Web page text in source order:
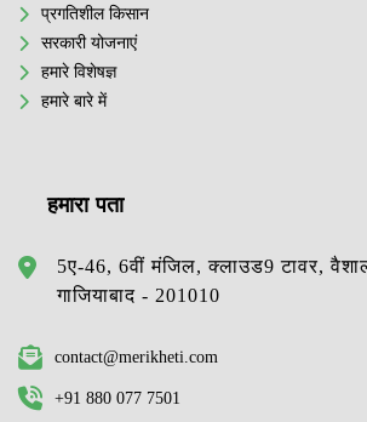
प्रगतिशील किसान
सरकारी योजनाएं
हमारे विशेषज्ञ
हमारे बारे में
हमारा पता
5ए-46, 6वीं मंजिल, क्लाउड9 टावर,
गाजियाबाद - 201010
contact@merikheti.com
+91 880 077 7501